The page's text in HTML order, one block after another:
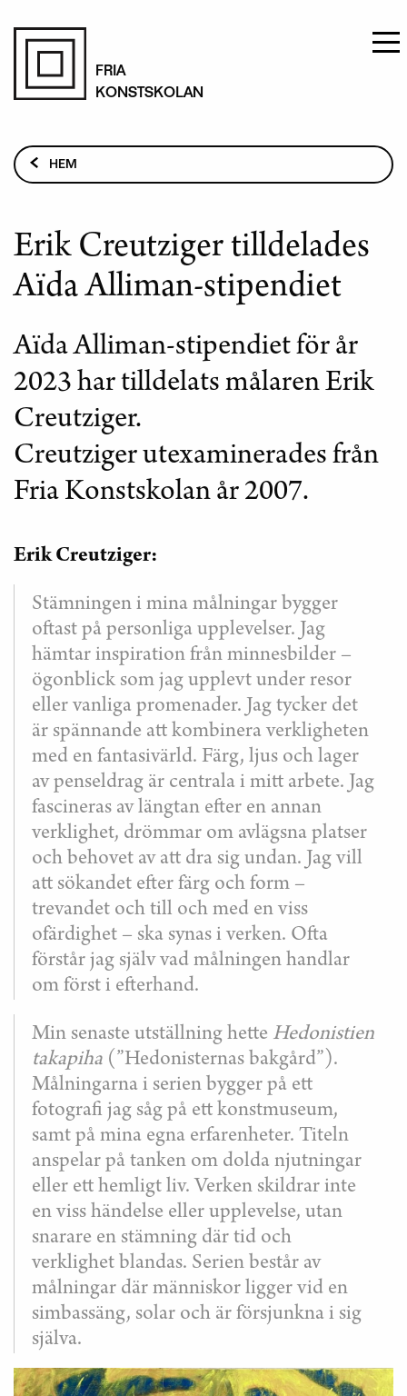
Hoppa
FRIA
KONSTSKOLAN
Länkstig
HEM
STIPENDIET
Erik Creutziger tilldelades
Aïda Alliman-stipendiet
Aïda Alliman-stipendiet för år
2023 har tilldelats målaren Erik
Creutziger.
Creutziger utexaminerades från
Fria Konstskolan år 2007.
Erik Creutziger:
Stämningen i mina målningar bygger
oftast på personliga upplevelser. Jag
hämtar inspiration från minnesbilder –
ögonblick som jag upplevt under resor
eller vanliga promenader. Jag tycker det
är spännande att kombinera verkligheten
med en fantasivärld. Färg, ljus och lager
av penseldrag är centrala i mitt arbete. Jag
fascineras av längtan efter en annan
verklighet, drömmar om avlägsna platser
och behovet av att dra sig undan. Jag vill
att sökandet efter färg och form –
trevandet och till och med en viss
ofärdighet – ska synas i verken. Ofta
förstår jag själv vad målningen handlar
om först i efterhand.
Min senaste utställning hette Hedonistien
takapiha (”Hedonisternas bakgård”).
Målningarna i serien bygger på ett
fotografi jag såg på ett konstmuseum,
samt på mina egna erfarenheter. Titeln
anspelar på tanken om dolda njutningar
eller ett hemligt liv. Verken skildrar inte
en viss händelse eller upplevelse, utan
snarare en stämning där tid och
verklighet blandas. Serien består av
målningar där människor ligger vid en
simbassäng, solar och är försjunkna i sig
själva.